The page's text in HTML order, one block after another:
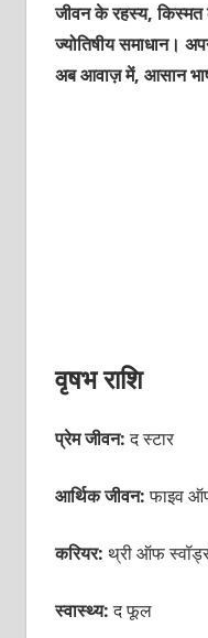
जीवन के रहस्य, किस्मत
ज्योतिषीय समाधान।
अब आवाज़ में, आसान
वृषभ राशि
प्रेम जीवन:द स्टार
आर्थिक जीवन:फाइव
करियर: थ्री ऑफ
स्वास्थ्य:द फूल